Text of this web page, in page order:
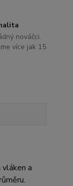
nováčci.
více jak 15
a